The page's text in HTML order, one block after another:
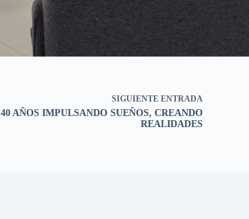
SIGUIENTE ENTRADA
40 AÑOS IMPULSANDO SUEÑOS, CREANDO
REALIDADES